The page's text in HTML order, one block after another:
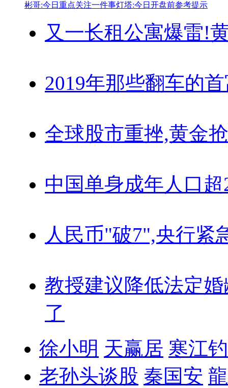
彬哥:今日重点关注一件事灯塔:今日开盘前参考提示
又一长租公寓爆雷!
2019年那些翻车的
全球股市重挫,黄金
中国单身成年人口超
人民币"破7",央行紧
教授建议降低法定婚
了
徐小明 天赢居 寒江
老孙头谈股 秦国安